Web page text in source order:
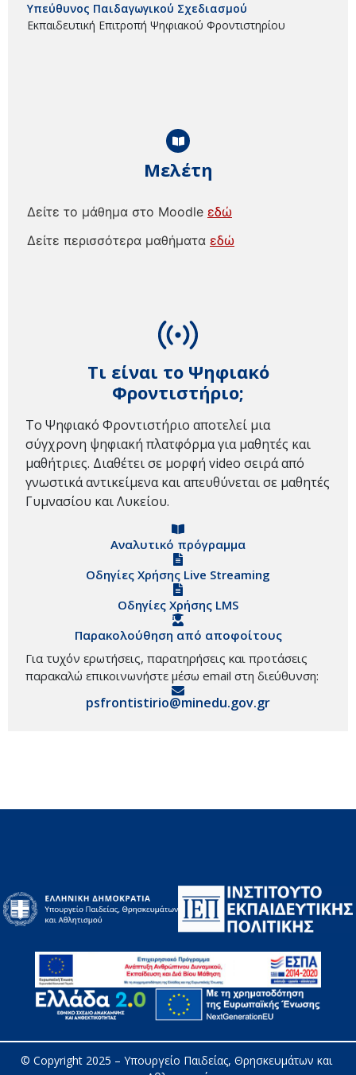
Τι είναι το Ψηφιακό
Φροντιστήριο;
Το Ψηφιακό Φροντιστήριο αποτελεί μια
σύγχρονη ψηφιακή πλατφόρμα για μαθητές και
μαθήτριες. Διαθέτει σε μορφή video σειρά από
γνωστικά αντικείμενα και απευθύνεται σε μαθητές
Γυμνασίου και Λυκείου.
Αναλυτικό πρόγραμμα
Οδηγίες Χρήσης Live Streaming
Οδηγίες Χρήσης LMS
Παρακολούθηση από αποφοίτους
Για τυχόν ερωτήσεις, παρατηρήσεις και προτάσεις
παρακαλώ επικοινωνήστε μέσω email στη διεύθυνση:
psfrontistirio@minedu.gov.gr
Μελέτη
Δείτε το μάθημα στο Moodle εδώ
Δείτε περισσότερα μαθήματα εδώ
Υπεύθυνος Παιδαγωγικού Σχεδιασμού
Εκπαιδευτική Επιτροπή Ψηφιακού Φροντιστηρίου
© Copyright 2025 – Υπουργείο Παιδείας, Θρησκευμάτων και